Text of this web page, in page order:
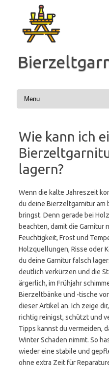
springen
Wie kann ich
lagern?
Wenn die kalte Jahreszeit
du deine Bierzeltgarnitur am
bringst. Denn gerade bei
beachten, damit die Garnitur
Feuchtigkeit, Frost und
Holzquellungen, Risse oder
du deine Garnitur falsch
deutlich verkürzen und die
ärgerlich, im Frühjahr
Bierzeltbänke und -tische
dieser Artikel an. Ich zeige
richtig reinigst, schützt und
Tipps kannst du vermeiden,
Winter Schaden nimmt. So
wieder eine stabile und
ohne extra Zeit für